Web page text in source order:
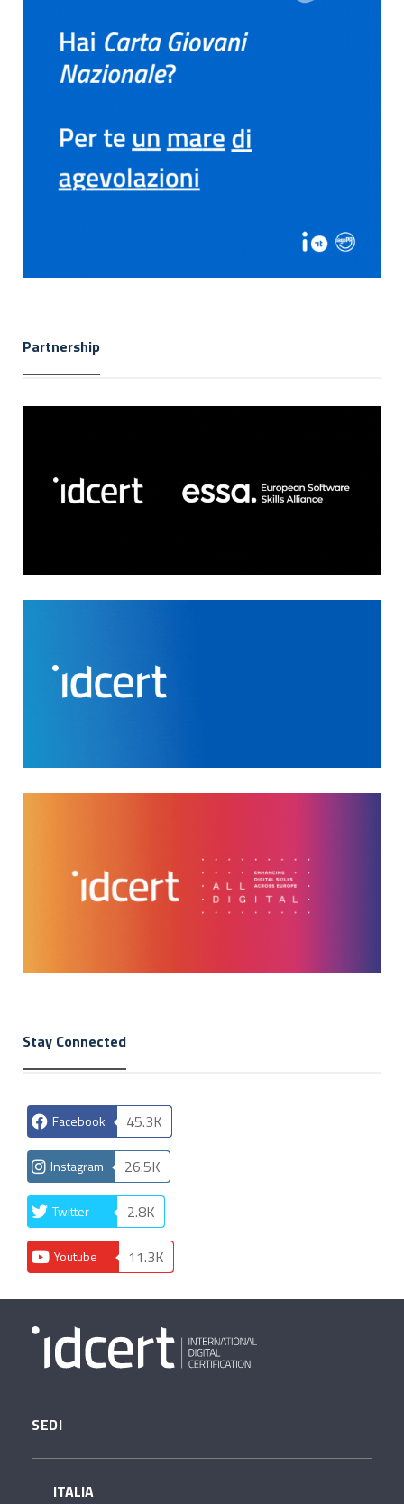
Partnership
Stay Connected
Facebook 45.3K
Instagram 26.5K
Twitter 2.8K
Youtube 11.3K
SEDI
ITALIA